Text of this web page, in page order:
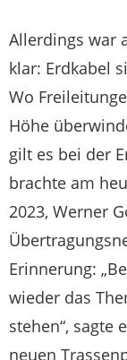
Allerdings war
klar: Erdkabel
Wo
Höhe
gilt es bei der
brachte am
2023, Werner
Erinnerung:
wieder das
stehen“, sagte
neuen